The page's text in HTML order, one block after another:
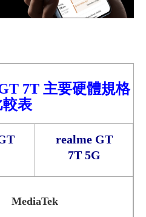
7T主要硬體規格
較表
realme GT
7T 5G
MediaTek